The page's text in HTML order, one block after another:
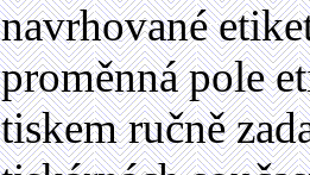
navrhované
proměnná pole
tiskem ručně